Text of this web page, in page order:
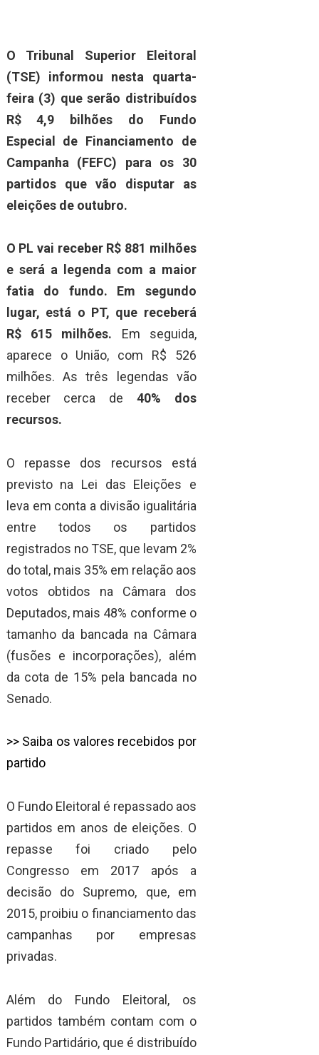
O Tribunal Superior Eleitoral
(TSE) informou nesta quarta-
feira (3) que serão distribuídos
R$ 4,9 bilhões do Fundo
Especial de Financiamento de
Campanha (FEFC) para os 30
partidos que vão disputar as
eleições de outubro.
O PL vai receber R$ 881 milhões
e será a legenda com a maior
fatia do fundo.
Em segundo
lugar, está o PT, que receberá
R$ 615 milhões. Em seguida,
aparece o União, com R$ 526
milhões. As três legendas vão
receber cerca de40% dos
recursos.
O repasse dos recursos está
previsto na Lei das Eleições e
leva em conta a divisão igualitária
entre todos os partidos
registrados no TSE, que levam 2%
do total, mais 35% em relação aos
votos obtidos na Câmara dos
Deputados, mais 48% conforme o
tamanho da bancada na Câmara
(fusões e incorporações), além
da cota de 15% pela bancada no
Senado.
>> Saiba os valores recebidos por
partido
O Fundo Eleitoral é repassado aos
partidos em anos de eleições. O
repasse foi criado pelo
Congresso em 2017 após a
decisão do Supremo, que, em
2015, proibiu o financiamento das
campanhas por empresas
privadas.
Além do Fundo Eleitoral, os
partidos também contam com o
Fundo Partidário, que é distribuído